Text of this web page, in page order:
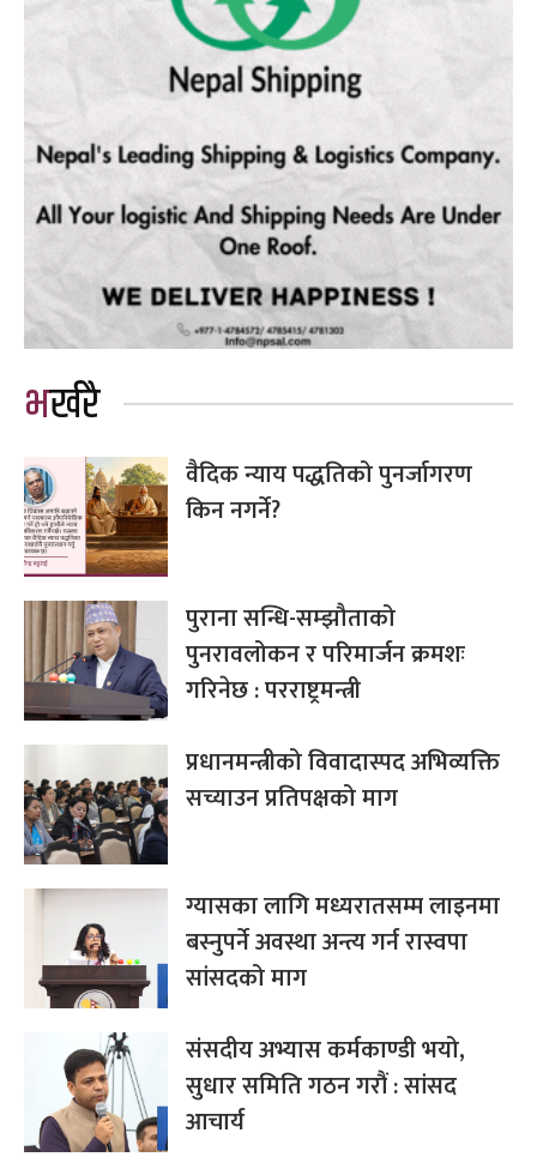
भर्खरै
वैदिक न्याय पद्धतिको पुनर्जागरण
किन नगर्ने?
पुराना सन्धि-सम्झौताको
पुनरावलोकन र परिमार्जन क्रमशः
गरिनेछ : परराष्ट्रमन्त्री
प्रधानमन्त्रीको विवादास्पद अभिव्यक्ति
सच्याउन प्रतिपक्षको माग
ग्यासका लागि मध्यरातसम्म लाइनमा
बस्नुपर्ने अवस्था अन्त्य गर्न रास्वपा
सांसदको माग
संसदीय अभ्यास कर्मकाण्डी भयो,
सुधार समिति गठन गरौं : सांसद
आचार्य